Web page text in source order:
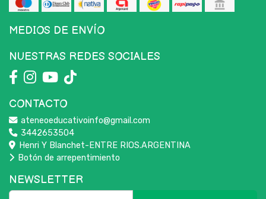
MEDIOS DE ENVÍO
NUESTRAS REDES SOCIALES
CONTACTO
ateneoeducativoinfo@gmail.com
3442653504
Henri Y Blanchet-ENTRE RIOS.ARGENTINA
Botón de arrepentimiento
NEWSLETTER